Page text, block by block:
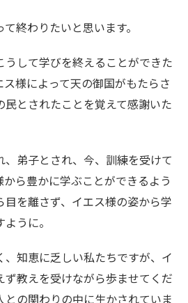
終わりたいと思います。
うして学びを終えることができた
ス様によって天の御国がもたらさ
民とされたことを覚えて感謝いた
弟子とされ、今、訓練を受けて
ら豊かに学ぶことができるよう
目を離さず、イエス様の姿から学
うに。
、知恵に乏しい私たちですが、イ
ず教えを受けながら歩ませてくだ
との関わりの中に生かされていま